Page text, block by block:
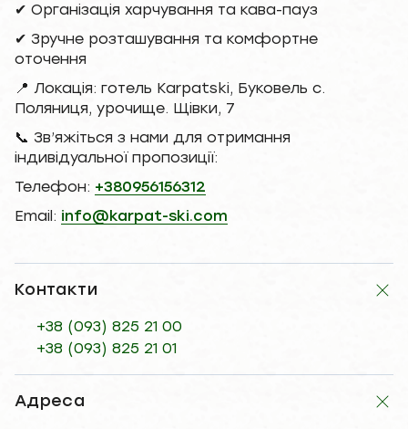
✔ Організація харчування та кава-пауз
✔ Зручне розташування та комфортне
оточення
📍 Локація: готель Karpatski, Буковель с.
Поляниця, урочище. Щівки, 7
📞 Зв’яжіться з нами для отримання
індивідуальної пропозиції:
Телефон: +380956156312
Email: info@karpat-ski.com
Контакти
+38 (093) 825 21 00
+38 (093) 825 21 01
Адреса